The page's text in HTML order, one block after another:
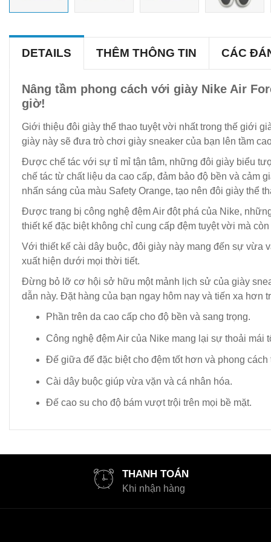
DETAILS THÊM THÔNG TIN CÁC
Nâng tầm phong cách với giày Nike Air
giờ!
Giới thiệu đôi giày thể thao tuyệt vời nhất trong thế giới
giày này sẽ đưa trò chơi giày sneaker của bạn lên tầm
Được chế tác với sự tỉ mỉ tận tâm, những đôi giày biểu
chế tác từ chất liệu da cao cấp, đảm bảo độ bền và cảm
nhấn sáng của màu Safety Orange, tạo nên đôi giày thể
Được trang bị công nghệ đệm Air đột phá của Nike,
thiết kế đặc biệt không chỉ cung cấp đệm tuyệt vời mà
Với thiết kế cài dây buộc, đôi giày này mang đến sự vừa
xuất hiện dưới mọi thời tiết.
Đừng bỏ lỡ cơ hội sở hữu một mảnh lịch sử của giày
dẫn này. Đặt hàng của bạn ngay hôm nay và tiến xa hơn
Phần trên da cao cấp cho độ bền và sang trọng.
Công nghệ đệm Air của Nike mang lại sự thoải mái
Đế giữa đế đặc biệt cho đệm tốt hơn và phong cách
Cài dây buộc giúp vừa vặn và cá nhân hóa.
Đế cao su cho độ bám vượt trội trên mọi bề mặt.
THANH TOÁN
Khi nhận hàng